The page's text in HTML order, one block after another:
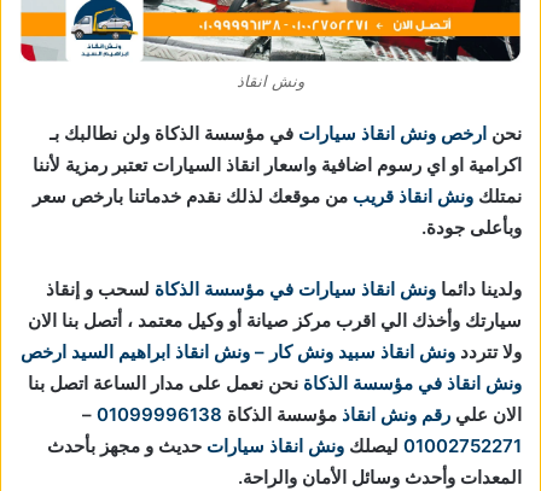
ونش انقاذ
نحن ارخص ونش انقاذ سيارات في مؤسسة الذكاة ولن نطالبك بـ
اكرامية او اي رسوم اضافية واسعار انقاذ السيارات تعتبر رمزية لأننا
نمتلك ونش انقاذ قريب من موقعك لذلك نقدم خدماتنا بارخص سعر
وبأعلى جودة.
ولدينا دائما ونش انقاذ سيارات في مؤسسة الذكاة لسحب و إنقاذ
سيارتك وأخذك الي اقرب مركز صيانة أو وكيل معتمد ، أتصل بنا الان
ولا تتردد ونش انقاذ سبيد ونش كار – ونش انقاذ ابراهيم السيد ارخص
ونش انقاذ في مؤسسة الذكاة نحن نعمل على مدار الساعة اتصل بنا
الان علي رقم ونش انقاذ مؤسسة الذكاة 01099996138
–
01002752271 ليصلك ونش انقاذ سيارات حديث و مجهز بأحدث
المعدات وأحدث وسائل الأمان والراحة.